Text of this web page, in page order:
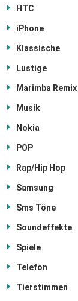
HTC
iPhone
Klassische
Lustige
Marimba Remix
Musik
Nokia
POP
Rap/Hip Hop
Samsung
Sms Töne
Soundeffekte
Spiele
Telefon
Tierstimmen